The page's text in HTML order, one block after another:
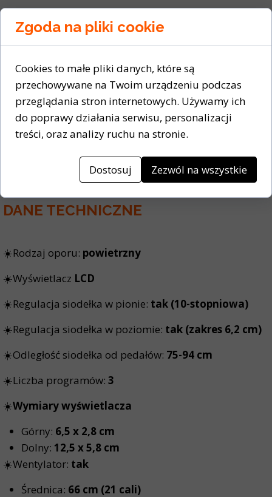
Wymiary
Długość:126 cm
Szerokość:60 cm
126 cm
DANE TECHNICZNE
☀️Rodzaj oporu: powietrzny
☀️Wyświetlacz LCD
☀️Regulacja siodełka w pionie: tak (10-stopniowa)
☀️Regulacja siodełka w poziomie: tak (zakres 6,2 cm)
☀️Odległość siodełka od pedałów: 75-94 cm
☀️Liczba programów: 3
☀️Wymiary wyświetlacza
Górny: 6,5 x 2,8 cm
Dolny: 12,5 x 5,8 cm
☀️Wentylator: tak
Średnica: 66 cm (21 cali)
Zgoda na pliki cookie
Cookies to małe pliki danych, które są
przechowywane na Twoim urządzeniu podczas
przeglądania stron internetowych. Używamy ich
do poprawy działania serwisu, personalizacji
treści, oraz analizy ruchu na stronie.
Dostosuj Zezwól na wszystkie